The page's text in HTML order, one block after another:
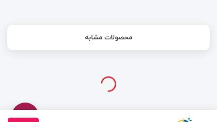
محصولات مشابه